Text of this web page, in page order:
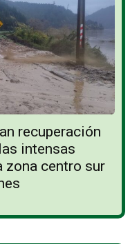
recuperación
intensas
zona centro sur